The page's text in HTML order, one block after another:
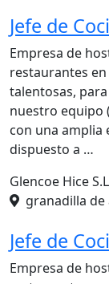
Jefe de
Empresa de
restaurantes
talentosas, para
nuestro equipo
con una amplia
dispuesto a …
Glencoe Hice
granadilla de
Jefe de
Empresa de